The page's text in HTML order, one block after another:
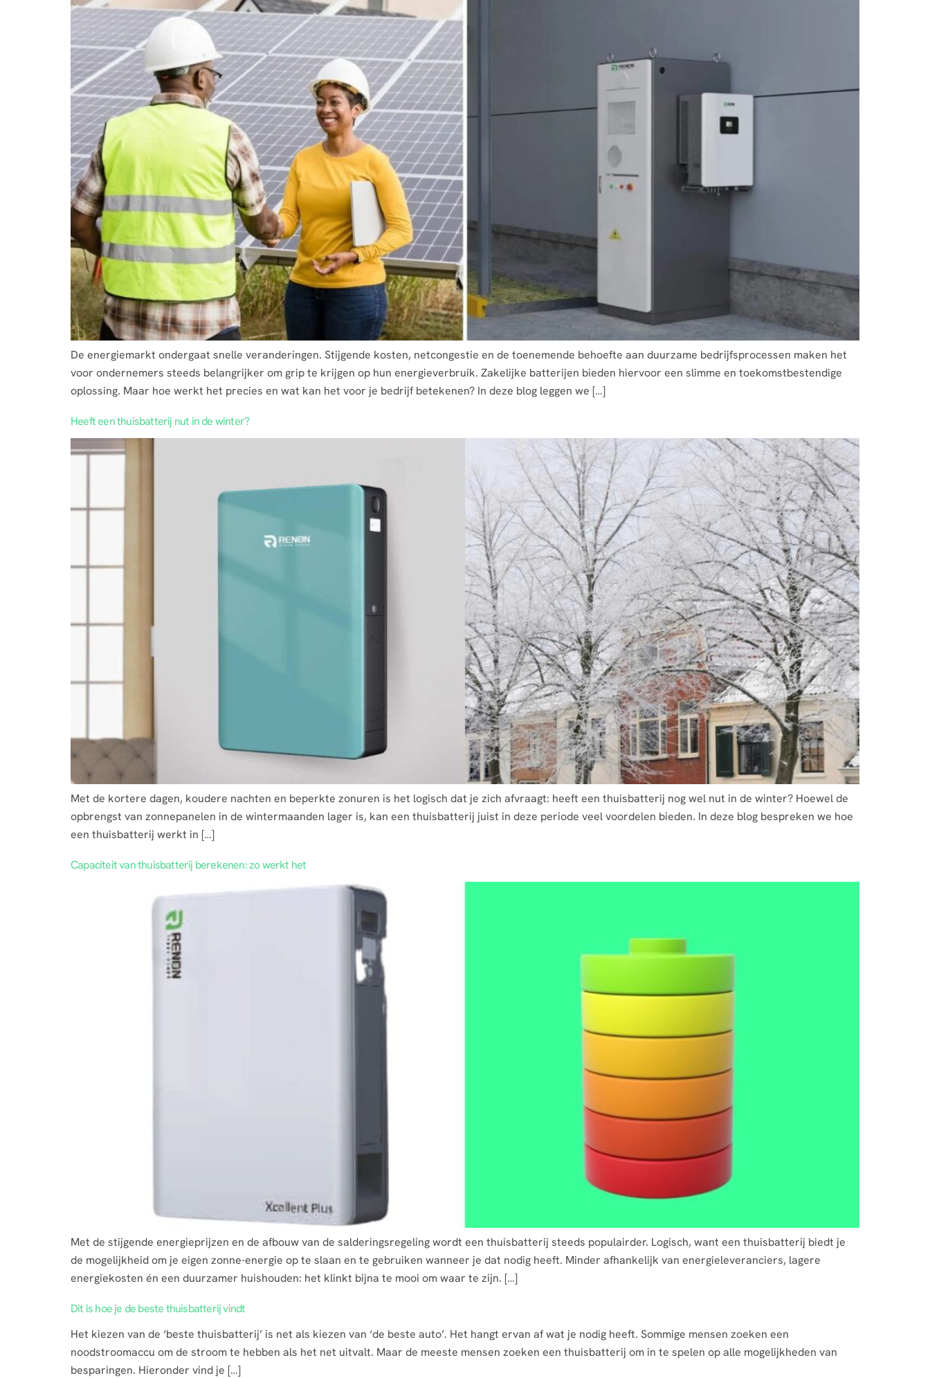
De energiemarkt ondergaat snelle veranderingen. Stijgende kosten, netcongestie en de toenemende behoefte aan duurzame bedrijfsprocessen maken het
voor ondernemers steeds belangrijker om grip te krijgen op hun energieverbruik. Zakelijke batterijen bieden hiervoor een slimme en toekomstbestendige
oplossing. Maar hoe werkt het precies en wat kan het voor je bedrijf betekenen? In deze blog leggen we […]
Heeft een thuisbatterij nut in de winter?
Met de kortere dagen, koudere nachten en beperkte zonuren is het logisch dat je zich afvraagt: heeft een thuisbatterij nog wel nut in de winter? Hoewel de
opbrengst van zonnepanelen in de wintermaanden lager is, kan een thuisbatterij juist in deze periode veel voordelen bieden. In deze blog bespreken we hoe
een thuisbatterij werkt in […]
Capaciteit van thuisbatterij berekenen: zo werkt het
Met de stijgende energieprijzen en de afbouw van de salderingsregeling wordt een thuisbatterij steeds populairder. Logisch, want een thuisbatterij biedt je
de mogelijkheid om je eigen zonne-energie op te slaan en te gebruiken wanneer je dat nodig heeft. Minder afhankelijk van energieleveranciers, lagere
energiekosten én een duurzamer huishouden: het klinkt bijna te mooi om waar te zijn. […]
Dit is hoe je de beste thuisbatterij vindt
Het kiezen van de ‘beste thuisbatterij’ is net als kiezen van ‘de beste auto’. Het hangt ervan af wat je nodig heeft. Sommige mensen zoeken een
noodstroomaccu om de stroom te hebben als het net uitvalt. Maar de meeste mensen zoeken een thuisbatterij om in te spelen op alle mogelijkheden van
besparingen. Hieronder vind je […]